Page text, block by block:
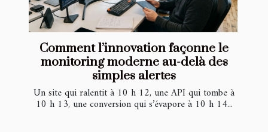
Comment l’innovation façonne le
monitoring moderne au-delà des
simples alertes
Un site qui ralentit à 10 h 12, une API qui tombe à
10 h 13, une conversion qui s’évapore à 10 h 14...